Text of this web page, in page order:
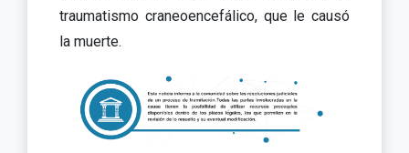
traumatismo craneoencefálico, que le causó
la muerte.